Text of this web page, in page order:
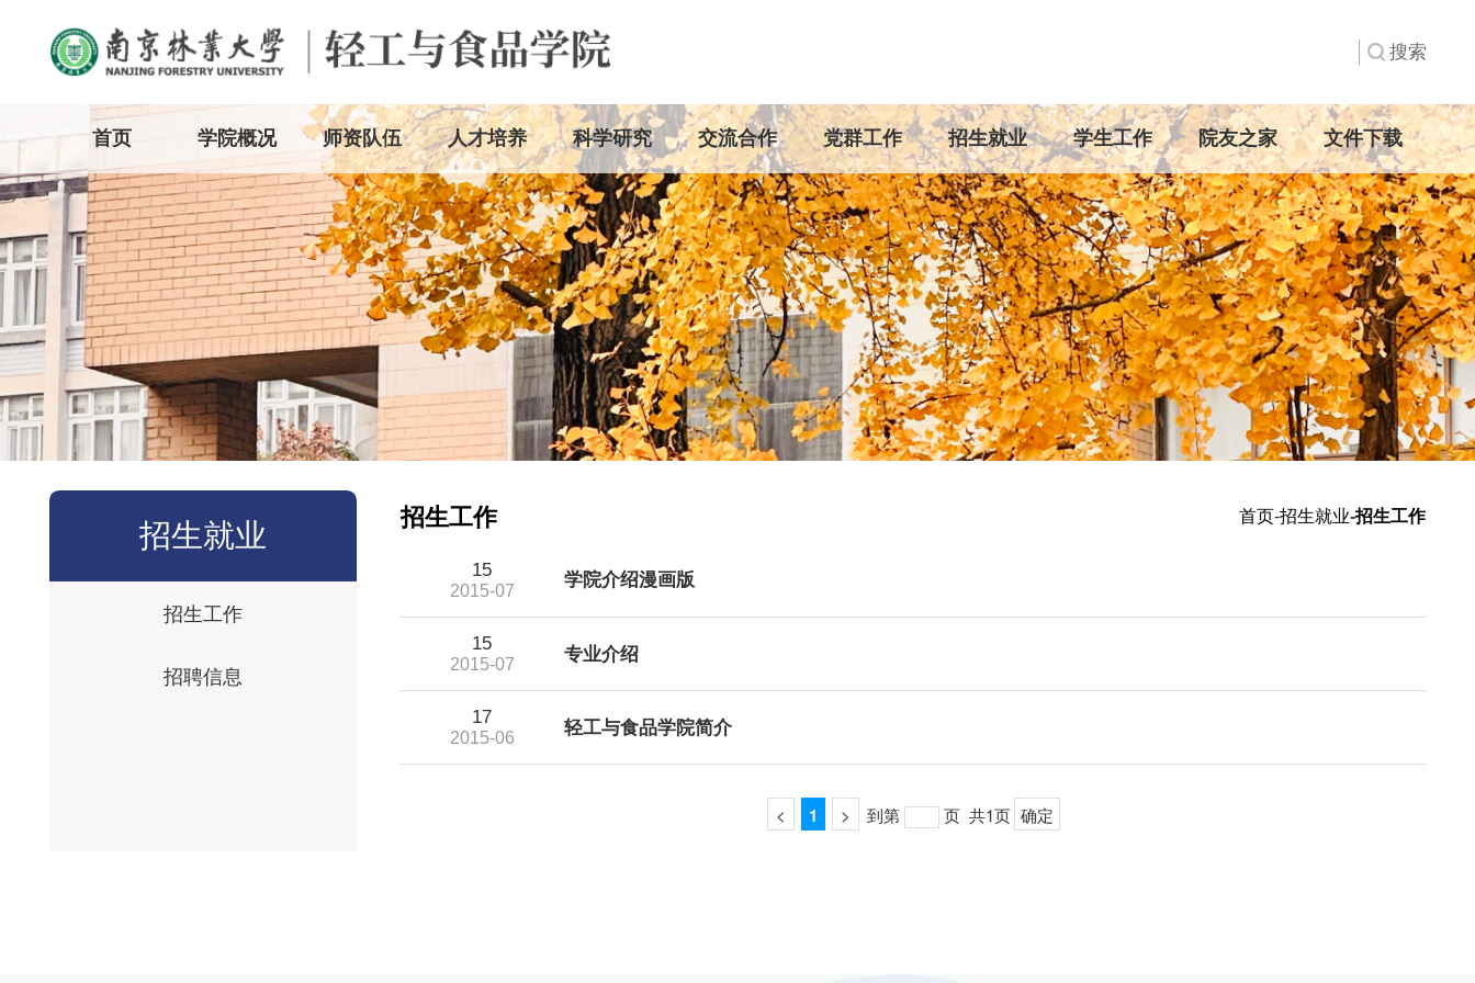
首页 学院概况 师资队伍 人才培养 科学研究 交流合作 党群工作 招生就业 学生工作 院友之家 文件下载
招生就业
招生工作
招聘信息
招生工作 首页-招生就业-招生工作
15
2015-07 学院介绍漫画版
15
2015-07 专业介绍
17
2015-06 轻工与食品学院简介
< 1 > 到第 页 共1页 确定